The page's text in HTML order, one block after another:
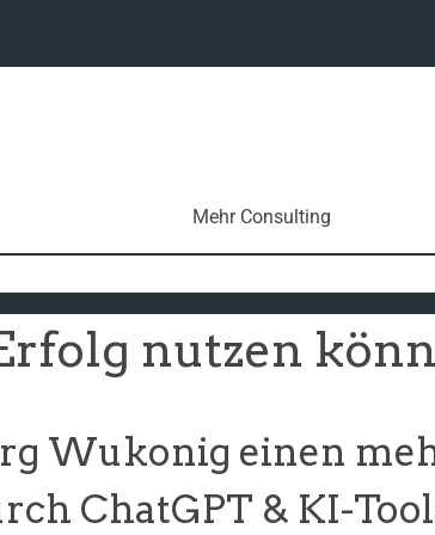
Mehr Consulting
nutzen
Wukonig einen
ChatGPT & KI-